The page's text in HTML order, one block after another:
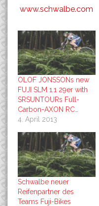
www.schwalbe.com
OLOF JONSSONs new
FUJI SLM 1.1 29er with
SRSUNTOURs Full-
Carbon-AXON RC…
4. April 2013
Schwalbe neuer
Reifenpartner des
Teams Fuji-Bikes